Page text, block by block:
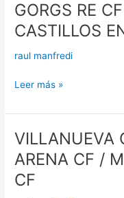
GORGS RE
CASTILLOS
raul manfredi
GORGS
RE
CF
/
CASTILLOS
LA
CF
Leer más »
VILLANUEVA
ARENA CF /
CF
VILLANUEVA
CASTILLOS
EN
LA